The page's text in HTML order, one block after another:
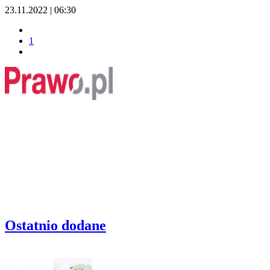
23.11.2022 | 06:30
1
Ostatnio dodane